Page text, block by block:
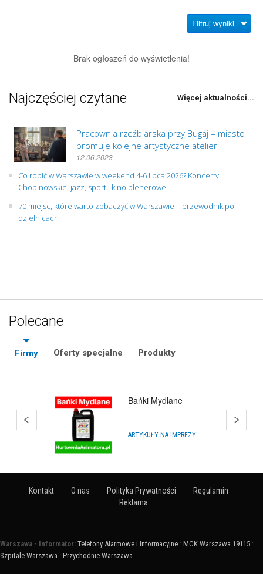
Filtruj wyniki
Brak ogłoszeń do wyświetlenia!
Najczęściej czytane Więcej aktualności...
Pracownia rzeźbiarska przy Bugaj – miasto
promuje kolejne artystyczne atelier
12.06.2023
Co robić w Warszawie w weekend 4-6 lipca 2026? Koncerty
Chopinowskie, jazz, sport i kino plenerowe
70 miejsc, które warto zobaczyć w Warszawie – przewodnik po
dzielnicach
Polecane
Firmy Oferty specjalne Produkty
Bańki Mydlane
ARTYKUŁY NA IMPREZY
Kontakt O nas Polityka Prywatności
Regulamin
Reklama
Warszawa - Informator: Telefony Alarmowe i Informacyjne : MCK Warszawa 19115 :
Szpitale Warszawa : Przychodnie Warszawa